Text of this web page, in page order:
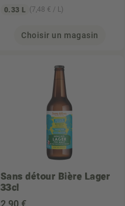
0.33 L (7,48 € / L)
Choisir un magasin
Sans détour Bière Lager
33cl